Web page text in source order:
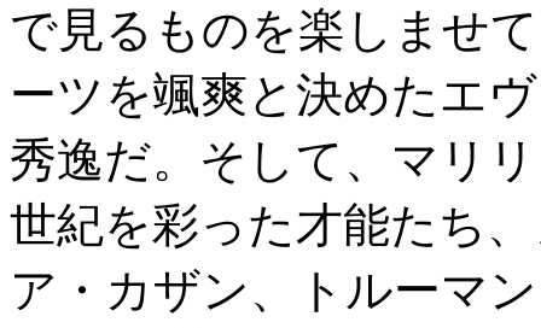
で見るものを楽しませ
ーツを颯爽と決めたエ
秀逸だ。そして、マリ
世紀を彩った才能たち
ア・カザン、トルーマ